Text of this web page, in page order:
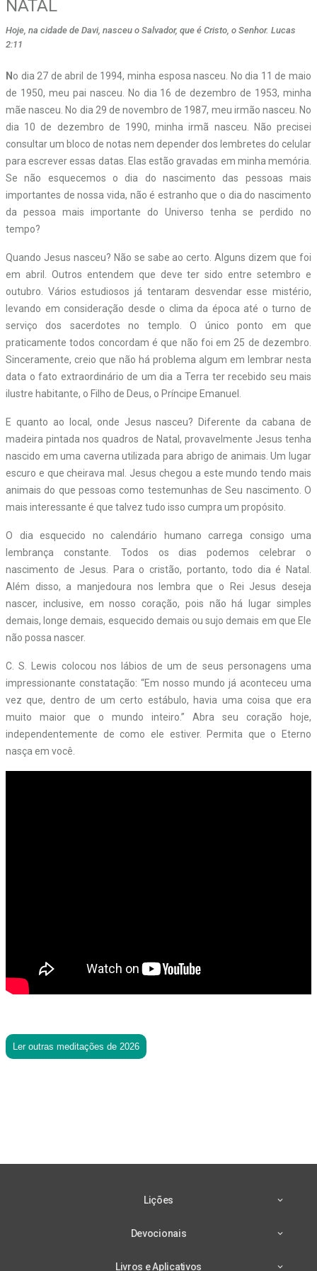
NATAL
Hoje, na cidade de Davi, nasceu o Salvador, que é Cristo, o Senhor. Lucas
2:11
No dia 27 de abril de 1994, minha esposa nasceu. No dia 11 de maio
de 1950, meu pai nasceu. No dia 16 de dezembro de 1953, minha
mãe nasceu. No dia 29 de novembro de 1987, meu irmão nasceu. No
dia 10 de dezembro de 1990, minha irmã nasceu. Não precisei
consultar um bloco de notas nem depender dos lembretes do celular
para escrever essas datas. Elas estão gravadas em minha memória.
Se não esquecemos o dia do nascimento das pessoas mais
importantes de nossa vida, não é estranho que o dia do nascimento
da pessoa mais importante do Universo tenha se perdido no
tempo?
Quando Jesus nasceu? Não se sabe ao certo. Alguns dizem que foi
em abril. Outros entendem que deve ter sido entre setembro e
outubro. Vários estudiosos já tentaram desvendar esse mistério,
levando em consideração desde o clima da época até o turno de
serviço dos sacerdotes no templo. O único ponto em que
praticamente todos concordam é que não foi em 25 de dezembro.
Sinceramente, creio que não há problema algum em lembrar nesta
data o fato extraordinário de um dia a Terra ter recebido seu mais
ilustre habitante, o Filho de Deus, o Príncipe Emanuel.
E quanto ao local, onde Jesus nasceu? Diferente da cabana de
madeira pintada nos quadros de Natal, provavelmente Jesus tenha
nascido em uma caverna utilizada para abrigo de animais. Um lugar
escuro e que cheirava mal. Jesus chegou a este mundo tendo mais
animais do que pessoas como testemunhas de Seu nascimento. O
mais interessante é que talvez tudo isso cumpra um propósito.
O dia esquecido no calendário humano carrega consigo uma
lembrança constante. Todos os dias podemos celebrar o
nascimento de Jesus. Para o cristão, portanto, todo dia é Natal.
Além disso, a manjedoura nos lembra que o Rei Jesus deseja
nascer, inclusive, em nosso coração, pois não há lugar simples
demais, longe demais, esquecido demais ou sujo demais em que Ele
não possa nascer.
C. S. Lewis colocou nos lábios de um de seus personagens uma
impressionante constatação: “Em nosso mundo já aconteceu uma
vez que, dentro de um certo estábulo, havia uma coisa que era
muito maior que o mundo inteiro.” Abra seu coração hoje,
independentemente de como ele estiver. Permita que o Eterno
nasça em você.
Ler outras meditações de 2026
Lições
Devocionais
Livros e Aplicativos